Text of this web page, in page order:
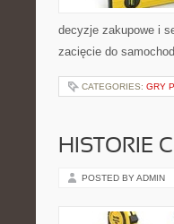
decyzje zakupowe i
zacięcie do
CATEGORIES: GRY
HISTORIE
POSTED BY ADMIN